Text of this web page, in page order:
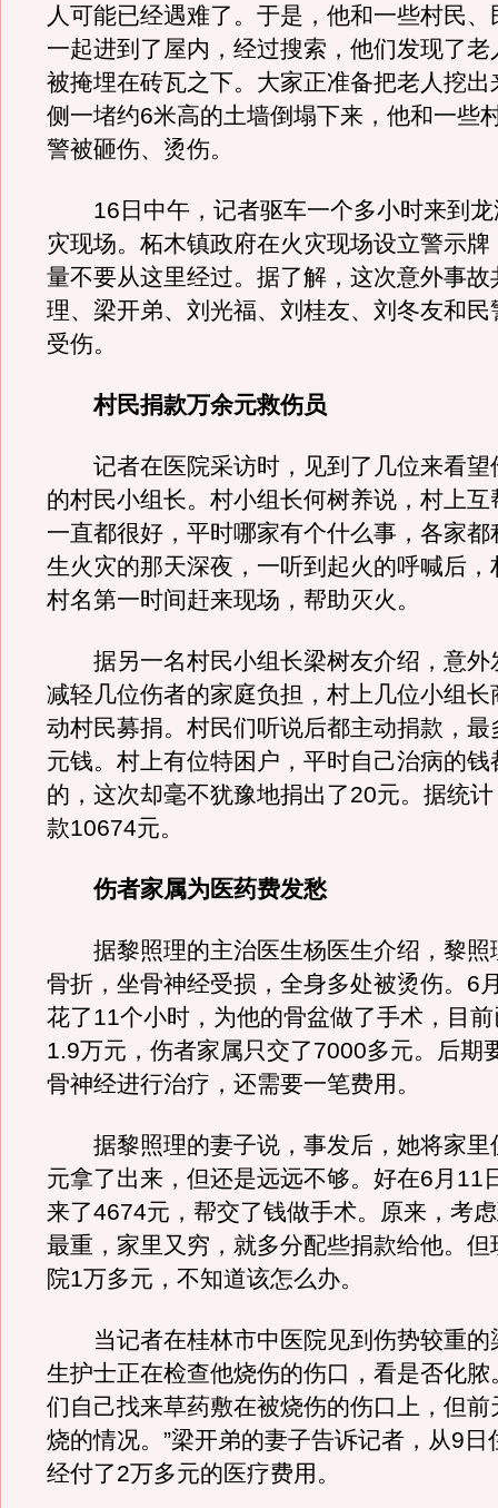
人可能已经遇难了。于是，他和一些村民
一起进到了屋内，经过搜索，他们发现了老
被掩埋在砖瓦之下。大家正准备把老人挖出
侧一堵约6米高的土墙倒塌下来，他和一些
警被砸伤、烫伤。
16日中午，记者驱车一个多小时来到龙
灾现场。柘木镇政府在火灾现场设立警示
量不要从这里经过。据了解，这次意外事故
理、梁开弟、刘光福、刘桂友、刘冬友和民
受伤。
村民捐款万余元救伤员
记者在医院采访时，见到了几位来看望
的村民小组长。村小组长何树养说，村上互
一直都很好，平时哪家有个什么事，各家都
生火灾的那天深夜，一听到起火的呼喊后
村名第一时间赶来现场，帮助灭火。
据另一名村民小组长梁树友介绍，意外
减轻几位伤者的家庭负担，村上几位小组长
动村民募捐。村民们听说后都主动捐款，
元钱。村上有位特困户，平时自己治病的钱
的，这次却毫不犹豫地捐出了20元。据统
款10674元。
伤者家属为医药费发愁
据黎照理的主治医生杨医生介绍，黎照
骨折，坐骨神经受损，全身多处被烫伤。6
花了11个小时，为他的骨盆做了手术，目
1.9万元，伤者家属只交了7000多元。后期
骨神经进行治疗，还需要一笔费用。
据黎照理的妻子说，事发后，她将家里
元拿了出来，但还是远远不够。好在6月11
来了4674元，帮交了钱做手术。原来，考
最重，家里又穷，就多分配些捐款给他。但
院1万多元，不知道该怎么办。
当记者在桂林市中医院见到伤势较重的
生护士正在检查他烧伤的伤口，看是否化脓
们自己找来草药敷在被烧伤的伤口上，但前
烧的情况。”梁开弟的妻子告诉记者，从9日
经付了2万多元的医疗费用。